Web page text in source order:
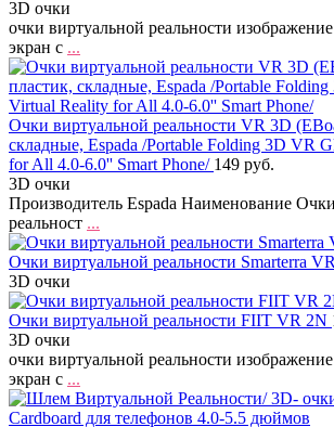
3D очки
очки виртуальной реальности
экран с ...
Очки виртуальной реальности VR 3D
складные, Espada /Portable Folding 3D VR
for All 4.0-6.0'' Smart Phone/ 149 руб.
3D очки
Производитель Espada Наименование
реальност ...
Очки виртуальной реальности Smarterra
3D очки
Очки виртуальной реальности FIIT VR 2N
3D очки
очки виртуальной реальности
экран с ...